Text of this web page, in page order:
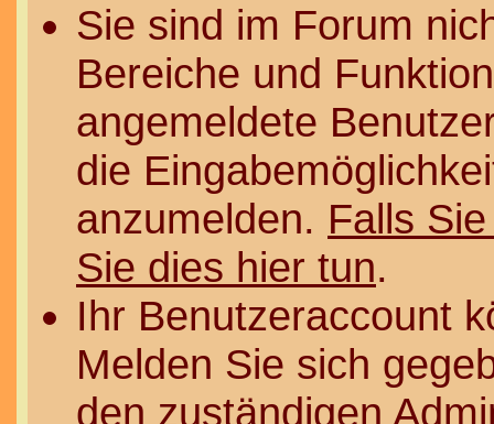
Sie sind im Forum
Bereiche und
angemeldete
die
anzumelden. Falls
Sie dies hier tun.
Ihr Benutzeraccount
Melden Sie sich
den zuständigen